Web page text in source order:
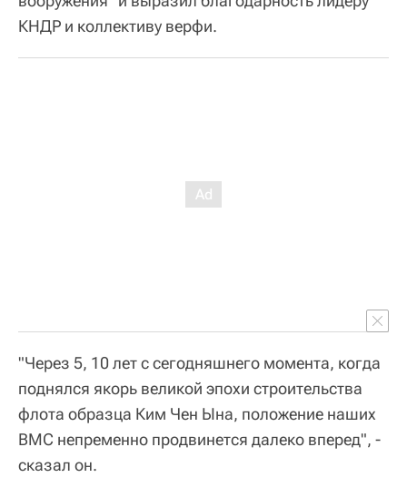
КНДР и коллективу верфи.
"Через 5, 10 лет с сегодняшнего момента, когда
поднялся якорь великой эпохи строительства
флота образца Ким Чен Ына, положение наших
ВМС непременно продвинется далеко вперед", -
сказал он.